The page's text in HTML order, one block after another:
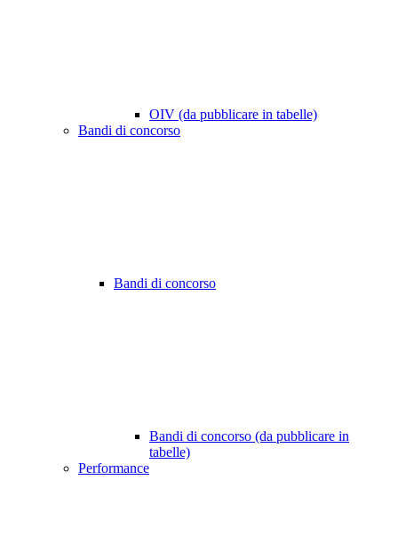
OIV (da pubblicare in tabelle)
Bandi di concorso
Bandi di concorso
Bandi di concorso (da pubblicare in
tabelle)
Performance